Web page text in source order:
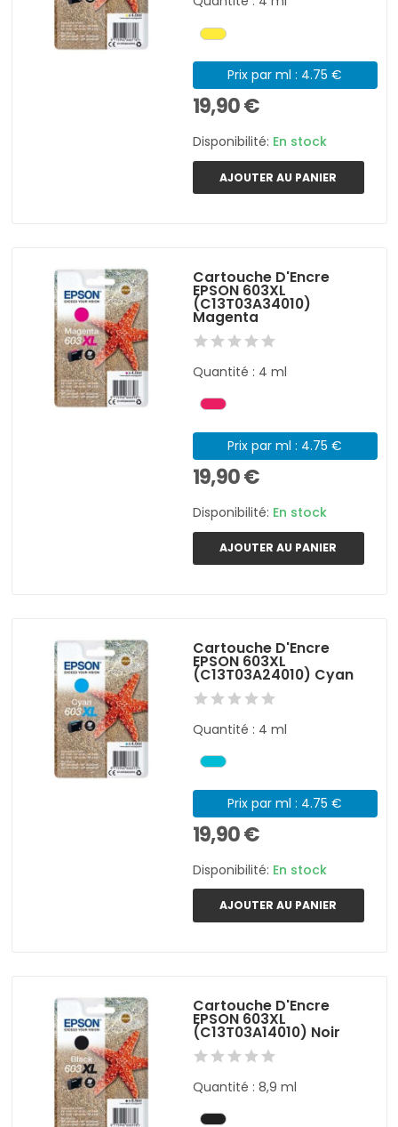
Prix par ml : 4.75 €
19,90 €
Disponibilité: En stock
AJOUTER AU PANIER
Cartouche D'Encre
EPSON 603XL
(C13T03A34010)
Magenta
Quantité : 4 ml
Prix par ml : 4.75 €
19,90 €
Disponibilité: En stock
AJOUTER AU PANIER
Cartouche D'Encre
EPSON 603XL
(C13T03A24010) Cyan
Quantité : 4 ml
Prix par ml : 4.75 €
19,90 €
Disponibilité: En stock
AJOUTER AU PANIER
Cartouche D'Encre
EPSON 603XL
(C13T03A14010) Noir
Quantité : 8,9 ml